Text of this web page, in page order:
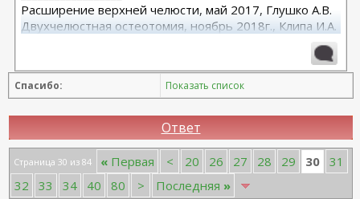
Расширение верхней челюсти, май 2017, Глушко А.В.
Двухчелюстная остеотомия, ноябрь 2018г., Клипа И.А.
Маммопластика (подтяжка без имплантов с редукцией
Спасибо: Показать список
Ответ
Страница 30 из 84 « Первая < 20 26 27 28 29 30 31
32
33 34 40 80 > Последняя »